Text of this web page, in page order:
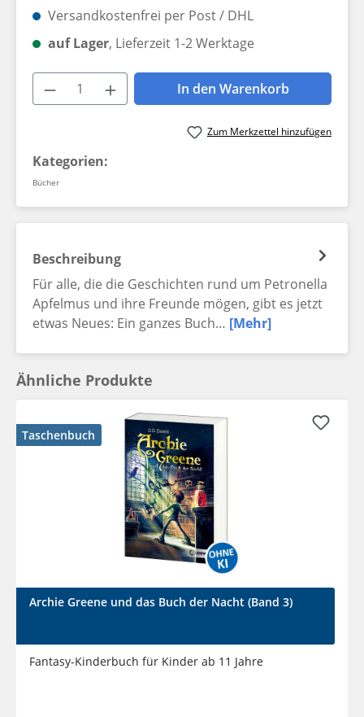
Versandkostenfrei per Post / DHL
auf Lager, Lieferzeit 1-2 Werktage
Produkt Anzahl: Gib den
In den Warenkorb
Zum Merkzettel hinzufügen
Kategorien:
Bücher
Beschreibung
Für alle, die die Geschichten rund um Petronella
Apfelmus und ihre Freunde mögen, gibt es jetzt
etwas Neues: Ein ganzes Buch… [Mehr]
Ähnliche Produkte
Taschenbuch
Archie Greene und das Buch der Nacht (Band 3)
Fantasy-Kinderbuch für Kinder ab 11 Jahre